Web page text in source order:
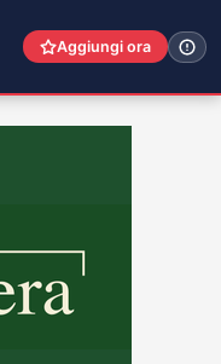
Aggiungi ora